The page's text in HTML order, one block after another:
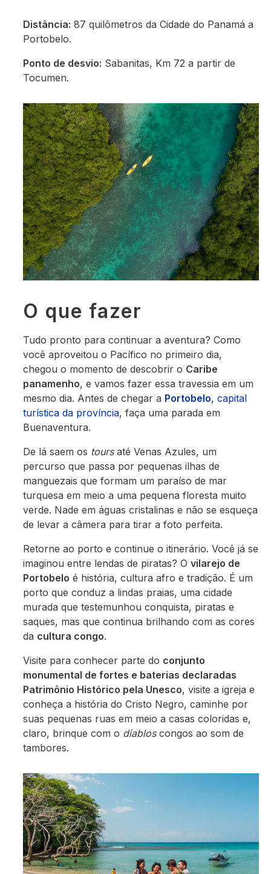
Distância: 87 quilômetros da Cidade do Panamá a
Portobelo.
Ponto de desvio: Sabanitas, Km 72 a partir de
Tocumen.
O que fazer
Tudo pronto para continuar a aventura? Como
você aproveitou o Pacífico no primeiro dia,
chegou o momento de descobrir o Caribe
panamenho, e vamos fazer essa travessia em um
mesmo dia. Antes de chegar a Portobelo, capital
turística da província, faça uma parada em
Buenaventura.
De lá saem os toursaté Venas Azules, um
percurso que passa por pequenas ilhas de
manguezais que formam um paraíso de mar
turquesa em meio a uma pequena floresta muito
verde. Nade em águas cristalinas e não se esqueça
de levar a câmera para tirar a foto perfeita.
Retorne ao porto e continue o itinerário. Você já se
imaginou entre lendas de piratas? O vilarejo de
Portobelo é história, cultura afro e tradição. É um
porto que conduz a lindas praias, uma cidade
murada que testemunhou conquista, piratas e
saques, mas que continua brilhando com as cores
da cultura congo.
Visite para conhecer parte do conjunto
monumental de fortes e baterias declaradas
Patrimônio Histórico pela Unesco, visite a igreja e
conheça a história do Cristo Negro, caminhe por
suas pequenas ruas em meio a casas coloridas e,
claro, brinque com o diabloscongos ao som de
tambores.